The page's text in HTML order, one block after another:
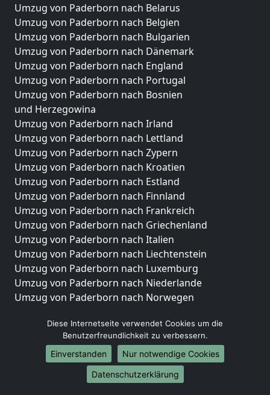
Umzug von Paderborn nach Belarus
Umzug von Paderborn nach Belgien
Umzug von Paderborn nach Bulgarien
Umzug von Paderborn nach Dänemark
Umzug von Paderborn nach England
Umzug von Paderborn nach Portugal
Umzug von Paderborn nach Bosnien
und Herzegowina
Umzug von Paderborn nach Irland
Umzug von Paderborn nach Lettland
Umzug von Paderborn nach Zypern
Umzug von Paderborn nach Kroatien
Umzug von Paderborn nach Estland
Umzug von Paderborn nach Finnland
Umzug von Paderborn nach Frankreich
Umzug von Paderborn nach Griechenland
Umzug von Paderborn nach Italien
Umzug von Paderborn nach Liechtenstein
Umzug von Paderborn nach Luxemburg
Umzug von Paderborn nach Niederlande
Umzug von Paderborn nach Norwegen
Umzüge-Deutschlandweit
Umzug von Paderborn nach Berlin
Umzug von Paderborn nach Hamburg
Umzug von Paderborn nach München
Umzug von Paderborn nach Köln
Diese Internetseite verwendet Cookies um die
Benutzerfreundlichkeit zu verbessern.
Einverstanden
Nur notwendige Cookies
Datenschutzerklärung